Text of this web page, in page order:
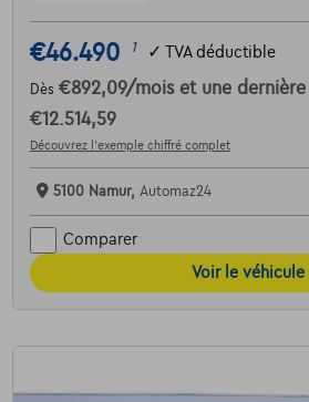
€46.490 1 ✓ TVA déductible
Dès €892,09/mois et une
€12.514,59
Découvrez l’exemple chiffré complet
5100 Namur, Automaz24
Comparer
Voir le véhicule